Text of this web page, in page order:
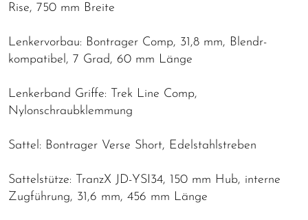
Rise, 750 mm Breite
Lenkervorbau: Bontrager Comp, 31,8 mm, Blendr-
kompatibel, 7 Grad, 60 mm Länge
Lenkerband Griffe: Trek Line Comp,
Nylonschraubklemmung
Sattel: Bontrager Verse Short, Edelstahlstreben
Sattelstütze: TranzX JD-YSI34, 150 mm Hub, interne
Zugführung, 31,6 mm, 456 mm Länge